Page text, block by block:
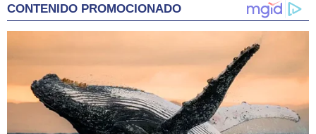
CONTENIDO PROMOCIONADO